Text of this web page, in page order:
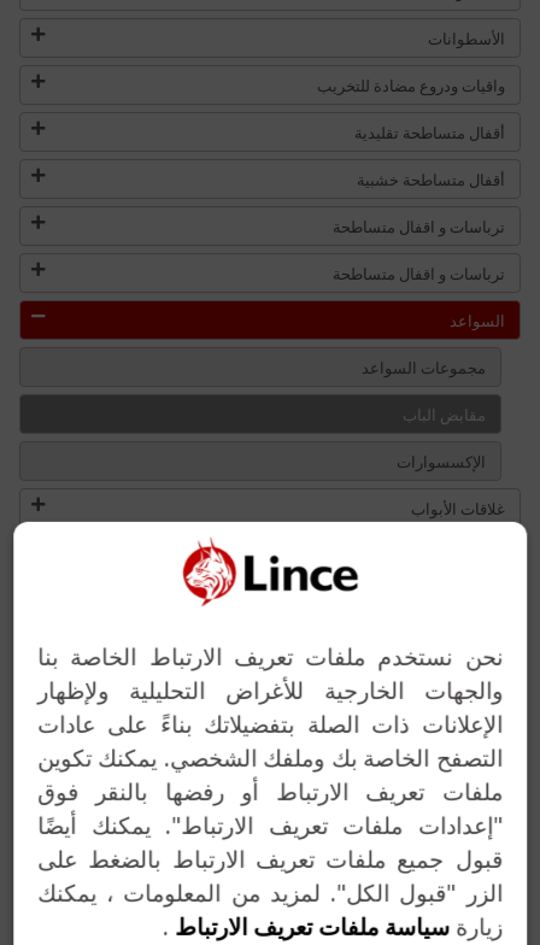
الأسطوانات
واقيات ودروع مضادة للتخريب
أقفال متساطحة تقليدية
أقفال متساطحة خشبية
ترباسات و اقفال متساطحة
ترباسات و اقفال متساطحة
السواعد
مجموعات السواعد
مقابض الباب
الإكسسوارات
غلاقات الأبواب
Previous Next
نحن نستخدم ملفات تعريف الارتباط الخاصة بنا
والجهات الخارجية للأغراض التحليلية ولإظهار
الإعلانات ذات الصلة بتفضيلاتك بناءً على عادات
التصفح الخاصة بك وملفك الشخصي. يمكنك تكوين
ملفات تعريف الارتباط أو رفضها بالنقر فوق
"إعدادات ملفات تعريف الارتباط". يمكنك أيضًا
قبول جميع ملفات تعريف الارتباط بالضغط على
الزر "قبول الكل". لمزيد من المعلومات ، يمكنك
زيارةسياسة ملفات تعريف الارتباط .